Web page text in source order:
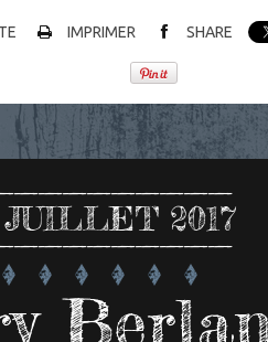
IMPRIMER SHARE
JUILLET 2017